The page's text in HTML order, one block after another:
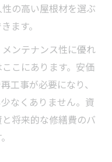
の高い屋根材を選ぶ
ます。
ンテナンス性に優れ
こにあります。安価
工事が必要になり、
なくありません。資
将来的な修繕費のバ